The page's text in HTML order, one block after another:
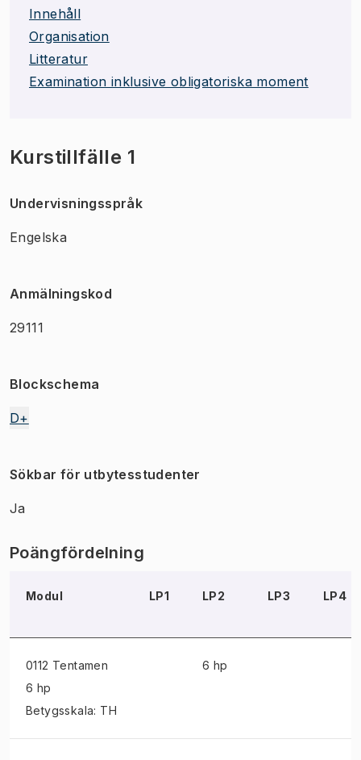
Innehåll
Organisation
Litteratur
Examination inklusive obligatoriska moment
Kurstillfälle 1
Undervisningsspråk
Engelska
Anmälningskod
29111
Blockschema
D+
Sökbar för utbytesstudenter
Ja
Poängfördelning
Modul LP1 LP2 LP3 LP4
0112 Tentamen
6 hp
Betygsskala: TH
6 hp